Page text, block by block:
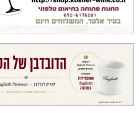
מאמרים
טורים על יקבים
מאמרים מקצועיים
מאמרים הלכתיים